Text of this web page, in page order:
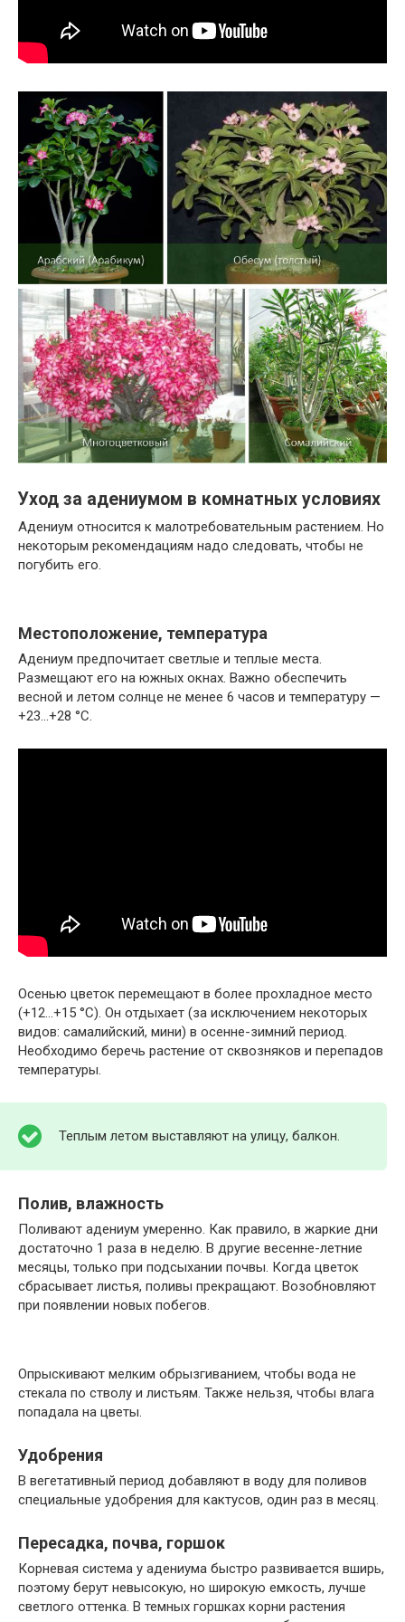
Уход за адениумом в комнатных условиях
Адениум относится к малотребовательным растением. Но
некоторым рекомендациям надо следовать, чтобы не
погубить его.
Местоположение, температура
Адениум предпочитает светлые и теплые места.
Размещают его на южных окнах. Важно обеспечить
весной и летом солнце не менее 6 часов и температуру —
+23…+28 °C.
Осенью цветок перемещают в более прохладное место
(+12…+15 °C). Он отдыхает (за исключением некоторых
видов: самалийский, мини) в осенне-зимний период.
Необходимо беречь растение от сквозняков и перепадов
температуры.
Теплым летом выставляют на улицу, балкон.
Полив, влажность
Поливают адениум умеренно. Как правило, в жаркие дни
достаточно 1 раза в неделю. В другие весенне-летние
месяцы, только при подсыхании почвы. Когда цветок
сбрасывает листья, поливы прекращают. Возобновляют
при появлении новых побегов.
Опрыскивают мелким обрызгиванием, чтобы вода не
стекала по стволу и листьям. Также нельзя, чтобы влага
попадала на цветы.
Удобрения
В вегетативный период добавляют в воду для поливов
специальные удобрения для кактусов, один раз в месяц.
Пересадка, почва, горшок
Корневая система у адениума быстро развивается вширь,
поэтому берут невысокую, но широкую емкость, лучше
светлого оттенка. В темных горшках корни растения